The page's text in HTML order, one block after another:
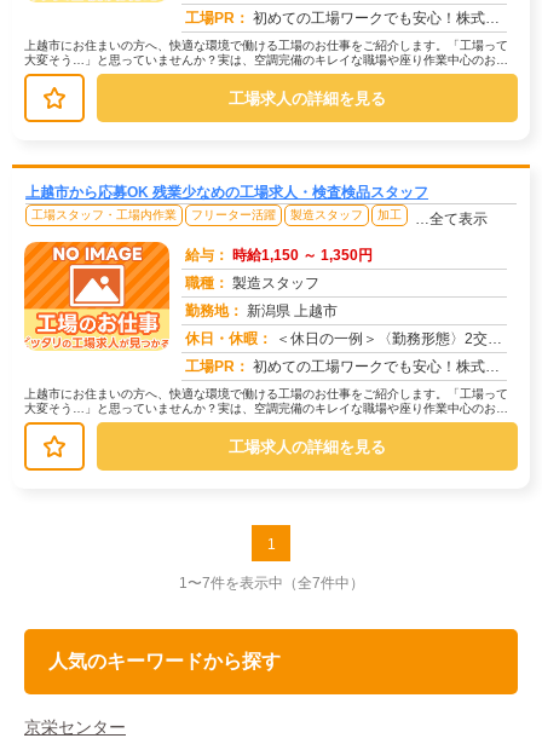
工場PR： 初めての工場ワークでも安心！株式会社京栄センターなら、全国各地の豊富なお仕事の中から、あなたにぴったりの環境が見つ...
上越市にお住まいの方へ、快適な環境で働ける工場のお仕事をご紹介します。「工場って
大変そう…」と思っていませんか？実は、空調完備のキレイな職場や座り作業中心のお仕
事もたくさんあります。【たとえばこ...
工場求人の詳細を見る
上越市から応募OK 残業少なめの工場求人・検査検品スタッフ
工場スタッフ・工場内作業 フリーター活躍 製造スタッフ 加工 …全て表示
給与： 時給1,150 ～ 1,350円
職種： 製造スタッフ
勤務地： 新潟県 上越市
休日・休暇：
＜休日の一例＞〈勤務形態〉2交替〈休日〉土日★ＧＷ・夏季・冬季・年末年始休暇あり★有給休暇あり※配属先により休日・...
工場PR： 初めての工場ワークでも安心！株式会社京栄センターなら、全国各地の豊富なお仕事の中から、あなたにぴったりの環境が見つ...
上越市にお住まいの方へ、快適な環境で働ける工場のお仕事をご紹介します。「工場って
大変そう…」と思っていませんか？実は、空調完備のキレイな職場や座り作業中心のお仕
事もたくさんあります。【たとえばこ...
工場求人の詳細を見る
1
1〜7件を表示中 （全7件中）
人気のキーワードから探す
京栄センター